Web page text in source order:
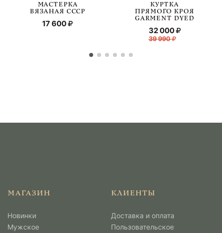
МАСТЕРКА
ВЯЗАНАЯ СССР
17 600
КУРТКА
ПРЯМОГО КРОЯ
GARMENT DYED
39 990
32 000
МАГАЗИН
Новинки
Мужcкое
КЛИЕНТЫ
Доставка и оплата
Пользовательское